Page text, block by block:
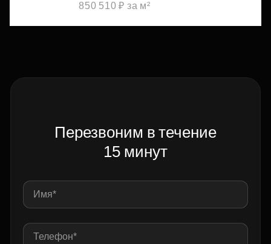
850 510 ₽ за м²
Перезвоним в течение
15 минут